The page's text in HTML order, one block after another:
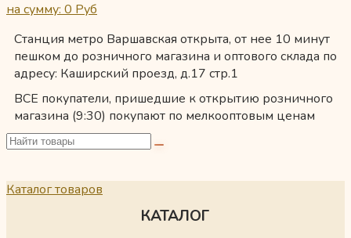
на сумму: 0 Руб
Станция метро Варшавская открыта, от нее 10 минут
пешком до розничного магазина и оптового склада по
адресу: Каширский проезд, д.17 стр.1
ВСЕ покупатели, пришедшие к открытию розничного
магазина (9:30) покупают по мелкооптовым ценам
Каталог товаров
КАТАЛОГ